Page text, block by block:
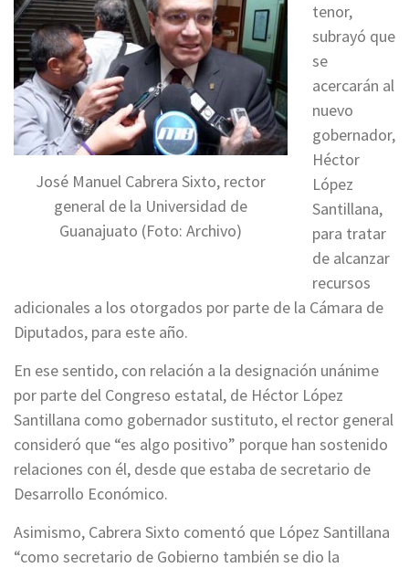
José Manuel Cabrera Sixto, rector
general de la Universidad de
Guanajuato (Foto: Archivo)
tenor,
subrayó que
se
acercarán al
nuevo
gobernador,
Héctor
López
Santillana,
para tratar
de alcanzar
recursos
adicionales a los otorgados por parte de la Cámara de
Diputados, para este año.
En ese sentido, con relación a la designación unánime
por parte del Congreso estatal, de Héctor López
Santillana como gobernador sustituto, el rector general
consideró que “es algo positivo” porque han sostenido
relaciones con él, desde que estaba de secretario de
Desarrollo Económico.
Asimismo, Cabrera Sixto comentó que López Santillana
“como secretario de Gobierno también se dio la